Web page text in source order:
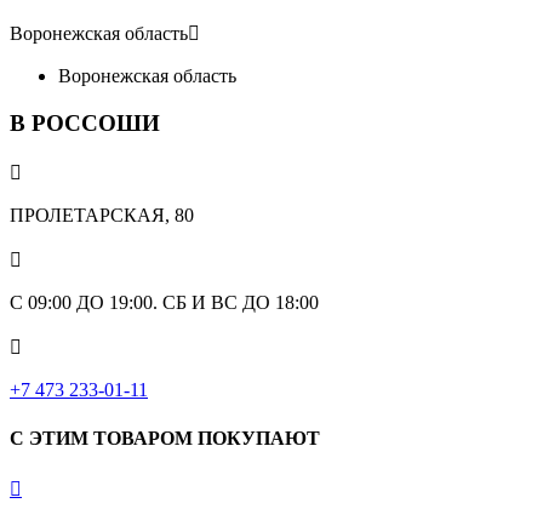
Воронежская область
Воронежская область
В РОССОШИ

ПРОЛЕТАРСКАЯ, 80

С 09:00 ДО 19:00. СБ И ВС ДО 18:00

+7 473 233-01-11
С ЭТИМ ТОВАРОМ ПОКУПАЮТ
